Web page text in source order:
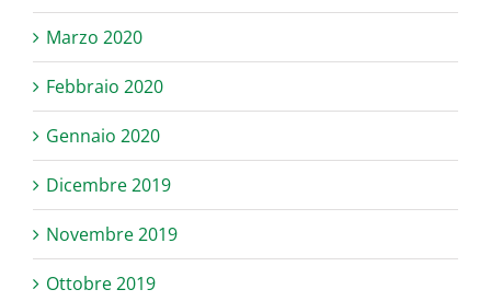
Marzo 2020
Febbraio 2020
Gennaio 2020
Dicembre 2019
Novembre 2019
Ottobre 2019